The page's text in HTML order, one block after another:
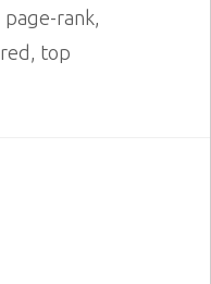
page-rank
red top